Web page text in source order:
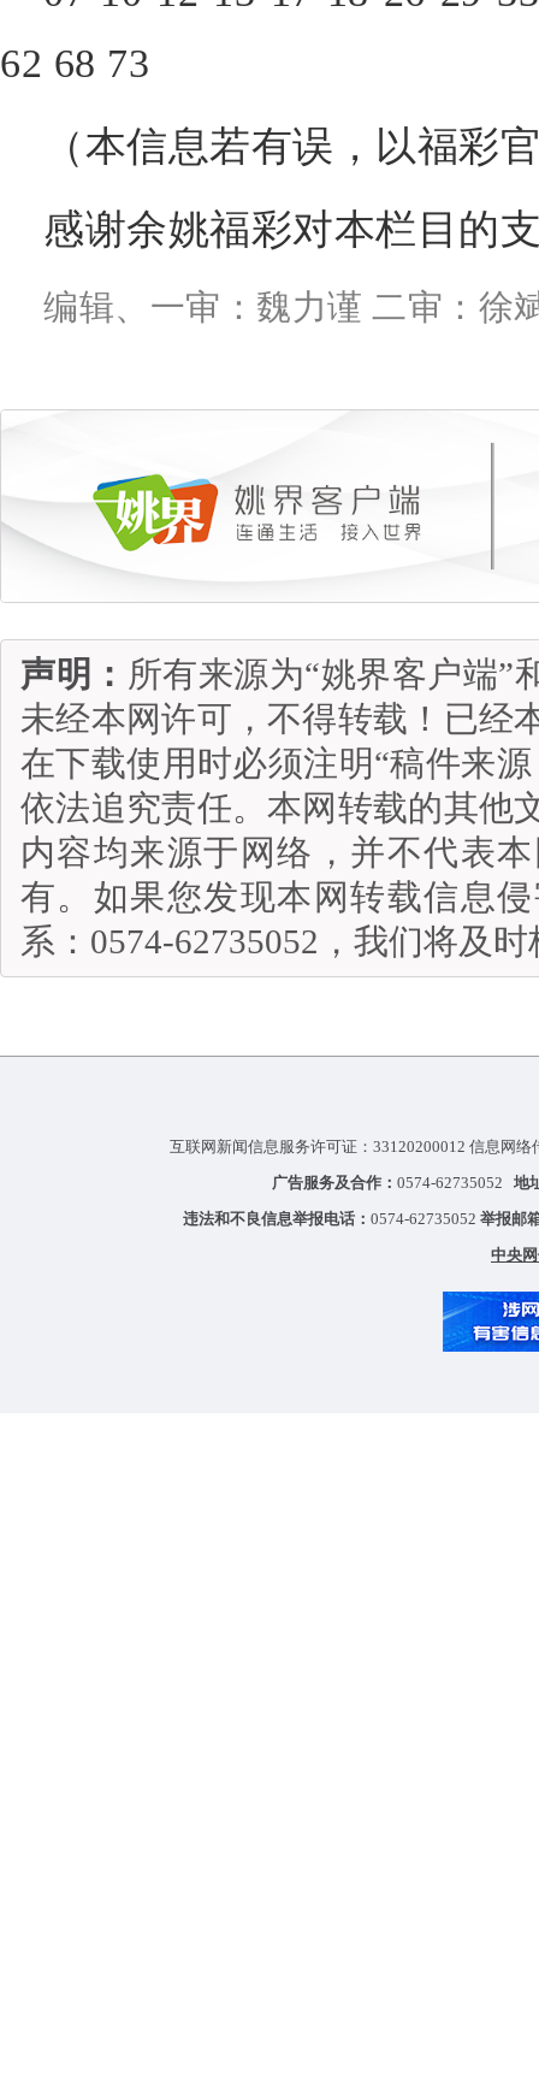
62 68 73
（本信息若有误，以福彩
感谢余姚福彩对本栏目的
编辑、一审：魏力谨 二审：徐
声明： 所有来源为“姚界客户端”
未经本网许可，不得转载！已经
在下载使用时必须注明“稿件来
依法追究责任。本网转载的其他
内容均来源于网络，并不代表
有。如果您发现本网转载信息
系：0574-62735052，我们将及
互联网新闻信息服务许可证：33120200012 信息网
广告服务及合作： 0574-62735052 地
违法和不良信息举报电话： 0574-62735052 举报邮
中央